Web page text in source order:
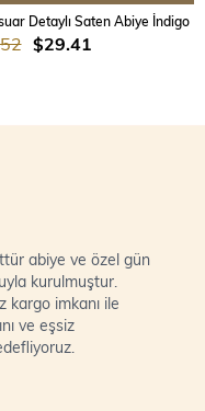
Detaylı Saten Abiye İndigo
$29.41
abiye ve özel gün
kurulmuştur.
kargo imkanı ile
ve eşsiz